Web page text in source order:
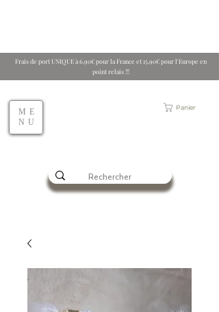
ME
NU
Panier
Frais de port UNIQUE à 6,90€ pour la France et 15,90€ pour l'Europe en
point relais !!!